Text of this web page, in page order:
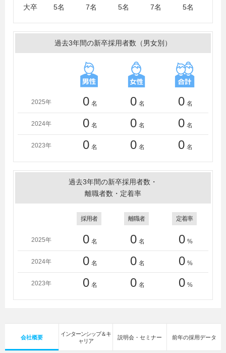
大卒 5名 7名 5名 7名 5名
過去3年間の新卒採用者数（男女別）
2025年 0 名 0 名 0 名
2024年 0 名 0 名 0 名
2023年 0 名 0 名 0 名
過去3年間の新卒採用者数・
離職者数・定着率
採用者 離職者 定着率
2025年 0 名 0 名 0 %
2024年 0 名 0 名 0 %
2023年 0 名 0 名 0 %
会社概要
インターンシップ＆キ
ャリア
説明会・セミナー 前年の採用データ